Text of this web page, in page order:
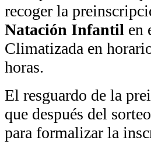
recoger la
Natación Infantil en
Climatizada en
horas.
El resguardo de la
que después del
para formalizar la